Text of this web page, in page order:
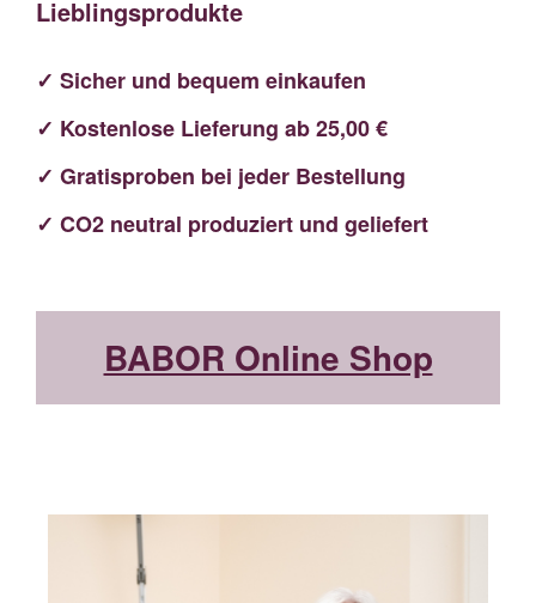
Lieblingsprodukte
✓ Sicher und bequem einkaufen
✓ Kostenlose Lieferung ab 25,00 €
✓ Gratisproben bei jeder Bestellung
✓ CO2 neutral produziert und geliefert
BABOR Online Shop